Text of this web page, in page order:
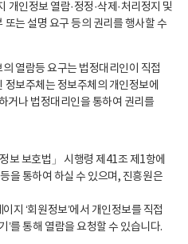
개인정보 열람·정정·삭제·처리정지 및
는 설명 요구 등의 권리를 행사할 수
열람등 요구는 법정대리인이 직접
보주체는 정보주체의 개인정보에
거나 법정대리인을 통하여 권리를
보 보호법」 시행령 제41조 제1항에
을 통하여 하실 수 있으며, 진흥원은
지 ‘회원정보’에서 개인정보를 직접
’를 통해 열람을 요청할 수 있습니다.